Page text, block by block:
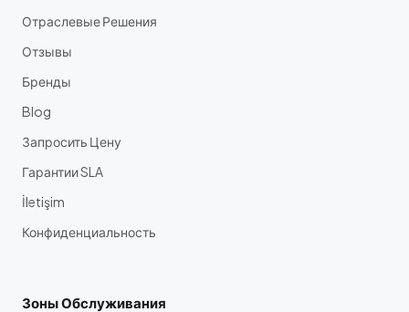
Отраслевые Решения
Отзывы
Бренды
Blog
Запросить Цену
Гарантии SLA
İletişim
Конфиденциальность
Зоны Обслуживания